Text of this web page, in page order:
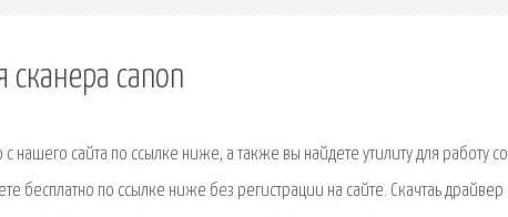
сканера canon
нашего сайта по ссылке ниже, а также вы найдете утилиту для работу со
бесплатно по ссылке ниже без регистрации на сайте. Скачтаь драйвер